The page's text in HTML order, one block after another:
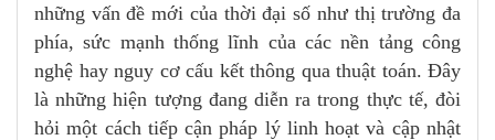
những vấn đề mới của thời đại số như thị trường đa
phía, sức mạnh thống lĩnh của các nền tảng công
nghệ hay nguy cơ cấu kết thông qua thuật toán. Đây
là những hiện tượng đang diễn ra trong thực tế, đòi
hỏi một cách tiếp cận pháp lý linh hoạt và cập nhật